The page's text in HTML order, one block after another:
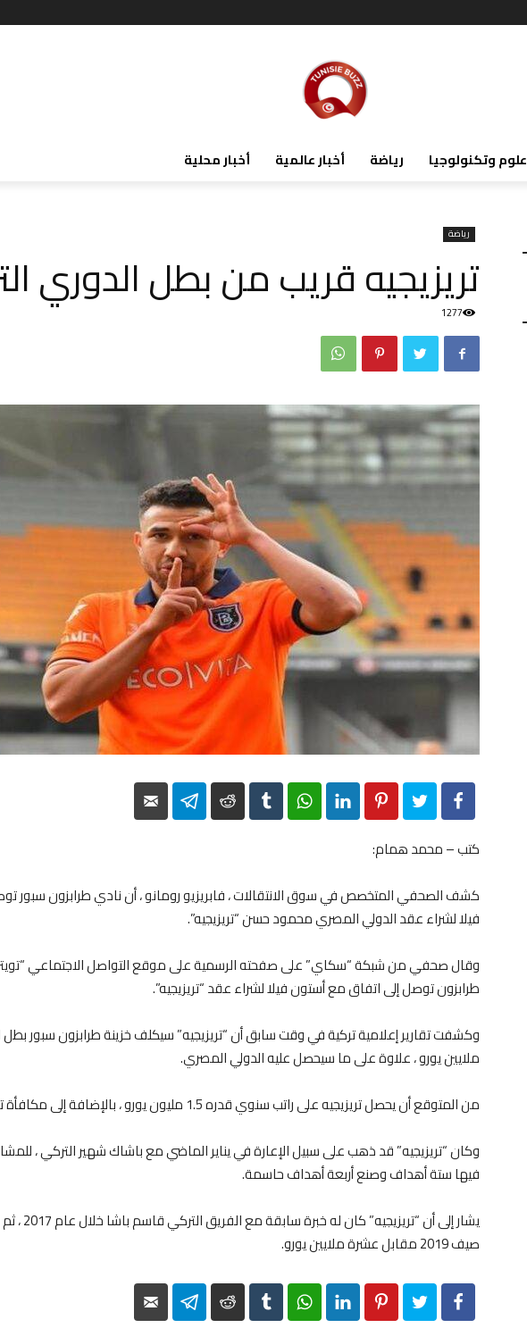
أخبار محلية أخبار عالمية رياضة علوم وتكنولوجيا
رياضة
تريزيجيه قريب من بطل الدوري
1277
Facebook
Twitter
Pinterest
LinkedIn
WhatsApp
Tumblr
Reddit
Telegram
كتب – محمد همام:
كشف الصحفي المتخصص في سوق الانتقالات ، فابريزيو رومانو ، أن نادي طرابزون سبور
فيلا لشراء عقد الدولي المصري محمود حسن “تريزيجيه”.
وقال صحفي من شبكة “سكاي” على صفحته الرسمية على موقع التواصل الاجتماعي
طرابزون توصل إلى اتفاق مع أستون فيلا لشراء عقد “تريزيجيه”.
وكشفت تقارير إعلامية تركية في وقت سابق أن “تريزيجيه” سيكلف خزينة طرابزون سبور بطل
ملايين يورو ، علاوة على ما سيحصل عليه الدولي المصري.
من المتوقع أن يحصل تريزيجيه على راتب سنوي قدره 1.5 مليون يورو ، بالإضافة إلى مكافأة تصل إلى 700000 يورو.
فيها ستة أهداف وصنع أربعة أهداف حاسمة.
يشار إلى أن
صيف 2019 مقابل عشرة ملايين يورو.
Facebook
Twitter
Pinterest
LinkedIn
WhatsApp
Tumblr
Reddit
Telegram